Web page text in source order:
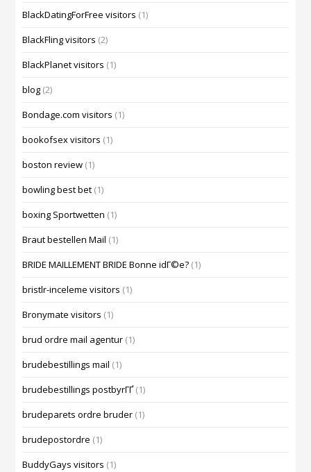
BlackDatingForFree visitors (1)
BlackFling visitors (2)
BlackPlanet visitors (1)
blog (2)
Bondage.com visitors (1)
bookofsex visitors (1)
boston review (1)
bowling best bet (1)
boxing Sportwetten (1)
Braut bestellen Mail (1)
BRIDE MAILLEMENT BRIDE Bonne idГ©e? (1)
bristlr-inceleme visitors (1)
Bronymate visitors (1)
brud ordre mail agentur (1)
brudebestillings mail (1)
brudebestillings postbyrГҐ (1)
brudeparets ordre bruder (1)
brudepostordre (1)
BuddyGays visitors (1)